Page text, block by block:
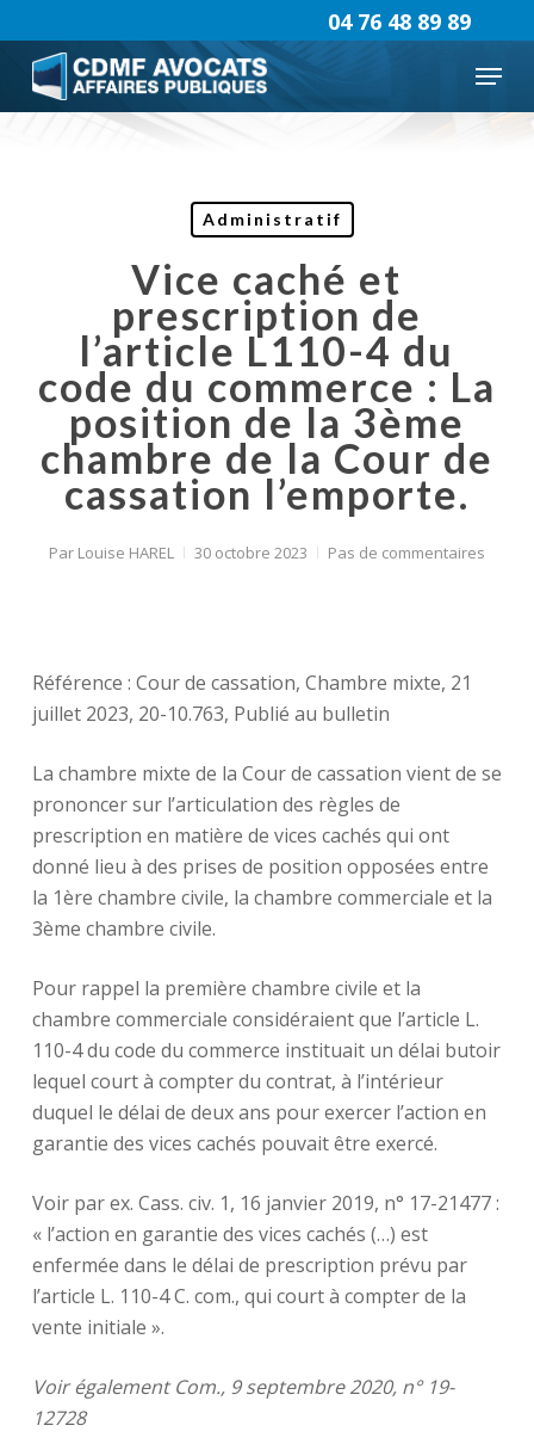
to
main
content
Menu
04 76 48 89 89
Administratif
Vice caché et
prescription de
l’article L110-4 du
code du commerce : La
position de la 3ème
chambre de la Cour de
cassation l’emporte.
ParLouise HAREL 30 octobre 2023 Pas de commentaires
Référence : Cour de cassation, Chambre mixte, 21
juillet 2023, 20-10.763, Publié au bulletin
La chambre mixte de la Cour de cassation vient de se
prononcer sur l’articulation des règles de
prescription en matière de vices cachés qui ont
donné lieu à des prises de position opposées entre
la 1ère chambre civile, la chambre commerciale et la
3ème chambre civile.
Pour rappel la première chambre civile et la
chambre commerciale considéraient que l’article L.
110-4 du code du commerce instituait un délai butoir
lequel court à compter du contrat, à l’intérieur
duquel le délai de deux ans pour exercer l’action en
garantie des vices cachés pouvait être exercé.
Voir par ex. Cass. civ. 1, 16 janvier 2019, n° 17-21477 :
« l’action en garantie des vices cachés (…) est
enfermée dans le délai de prescription prévu par
l’article L. 110-4 C. com., qui court à compter de la
vente initiale ».
Voir également Com., 9 septembre 2020, n° 19-
12728